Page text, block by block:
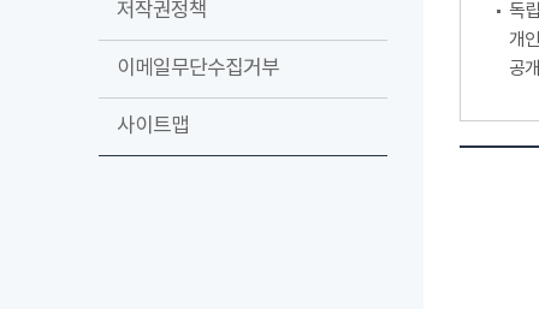
저작권정책
이메일무단수집거부
사이트맵
독
개
공